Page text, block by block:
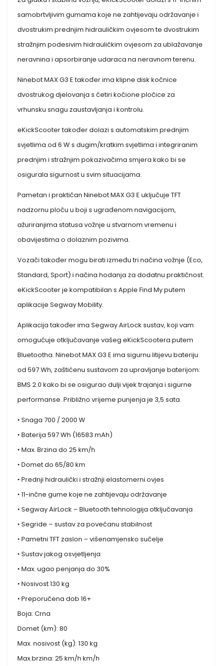
samobrtvljivim gumama koje ne zahtijevaju održavanje i
dvostrukim prednjim hidrauličkim ovjesom te dvostrukim
stražnjim podesivim hidrauličkim ovjesom za ublažavanje
neravnina i apsorbiranje udaraca na neravnom terenu.
Ninebot MAX G3 E također ima klipne disk kočnice
dvostrukog djelovanja s četiri kočione pločice za
vrhunsku snagu zaustavljanja i kontrolu.
eKickScooter također dolazi s automatskim prednjim
svjetlima od 6 W s dugim/kratkim svjetlima i integriranim
prednjim i stražnjim pokazivačima smjera kako bi se
osigurala sigurnost u svim situacijama.
Pametan i praktičan Ninebot MAX G3 E uključuje TFT
nadzornu ploču u boji s ugrađenom navigacijom,
ažuriranjima statusa vožnje u stvarnom vremenu i
obavijestima o dolaznim pozivima.
Vozači također mogu birati između tri načina vožnje (Eco,
Standard, Sport) i načina hodanja za dodatnu praktičnost.
eKickScooter je kompatibilan s Apple Find My putem
aplikacije Segway Mobility.
Aplikacija također ima Segway AirLock sustav, koji vam
omogućuje otključavanje vašeg eKickScootera putem
Bluetootha. Ninebot MAX G3 E ima sigurnu litijevu bateriju
od 597 Wh, zaštićenu sustavom za upravljanje baterijom:
BMS 2.0 kako bi se osigurao dulji vijek trajanja i sigurne
performanse. Približno vrijeme punjenja je 3,5 sata.
• Snaga 700 / 2000 W
• Baterija 597 Wh (16583 mAh)
• Max. Brzina do 25 km/h
• Domet do 65/80 km
• Prednji hidraulički i stražnji elastomerni ovjes
• 11-inčne gume koje ne zahtijevaju održavanje
• Segway AirLock – Bluetooth tehnologija otključavanja
• Segride – sustav za povećanu stabilnost
• Pametni TFT zaslon – višenamjensko sučelje
• Sustav jakog osvjetljenja
• Max. ugao penjanja do 30%
• Nosivost 130 kg
• Preporučena dob 16+
Boja: Crna
Domet (km): 80
Max. nosivost (kg): 130 kg
Max.brzina: 25 km/h km/h